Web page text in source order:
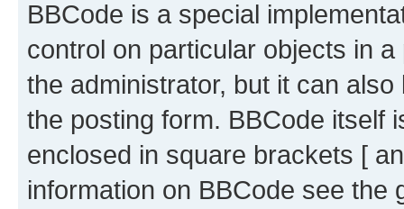
BBCode is a special
control on particular objects in
the administrator, but it can
the posting form. BBCode itself
enclosed in square brackets [
information on BBCode see